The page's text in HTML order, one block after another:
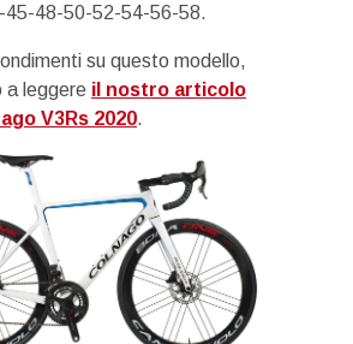
45-48-50-52-54-56-58.
su questo modello,
a leggere il nostro articolo
V3Rs 2020.